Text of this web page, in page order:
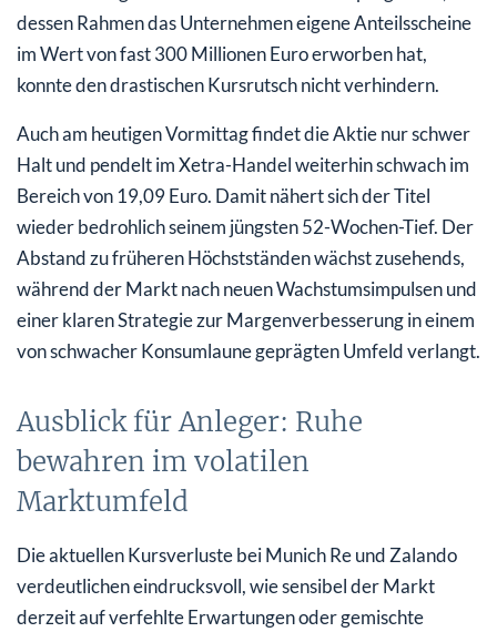
dessen Rahmen das Unternehmen eigene Anteilsscheine
im Wert von fast 300 Millionen Euro erworben hat,
konnte den drastischen Kursrutsch nicht verhindern.
Auch am heutigen Vormittag findet die Aktie nur schwer
Halt und pendelt im Xetra-Handel weiterhin schwach im
Bereich von 19,09 Euro. Damit nähert sich der Titel
wieder bedrohlich seinem jüngsten 52-Wochen-Tief. Der
Abstand zu früheren Höchstständen wächst zusehends,
während der Markt nach neuen Wachstumsimpulsen und
einer klaren Strategie zur Margenverbesserung in einem
von schwacher Konsumlaune geprägten Umfeld verlangt.
Ausblick für Anleger: Ruhe
bewahren im volatilen
Marktumfeld
Die aktuellen Kursverluste bei Munich Re und Zalando
verdeutlichen eindrucksvoll, wie sensibel der Markt
derzeit auf verfehlte Erwartungen oder gemischte